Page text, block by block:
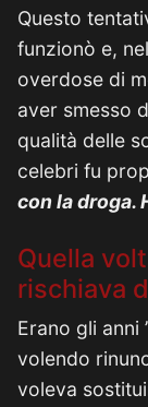
Questo
funzionò e,
overdose di
aver smesso
qualità delle
celebri fu
con la droga.
Quella
rischiava
Erano gli anni
volendo
voleva